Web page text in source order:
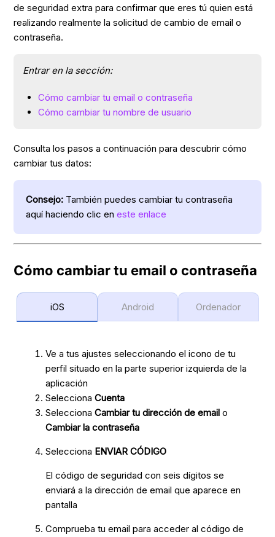
de seguridad extra para confirmar que eres tú quien está
realizando realmente la solicitud de cambio de email o
contraseña.
Entrar en la sección:
Cómo cambiar tu email o contraseña
Cómo cambiar tu nombre de usuario
Consulta los pasos a continuación para descubrir cómo
cambiar tus datos:
Consejo: También puedes cambiar tu contraseña
aquí haciendo clic eneste enlace
Cómo cambiar tu email o contraseña
iOS Android Ordenador
Ve a tus ajustes seleccionando el icono de tu
perfil situado en la parte superior izquierda de la
aplicación
SeleccionaCuenta
SeleccionaCambiar tu dirección de email o
Cambiar la contraseña
Selecciona ENVIAR CÓDIGO
El código de seguridad con seis dígitos se
enviará a la dirección de email que aparece en
pantalla
Comprueba tu email para acceder al código de